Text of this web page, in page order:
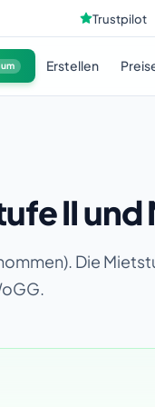
Trustpilot
Erstellen
II
Die